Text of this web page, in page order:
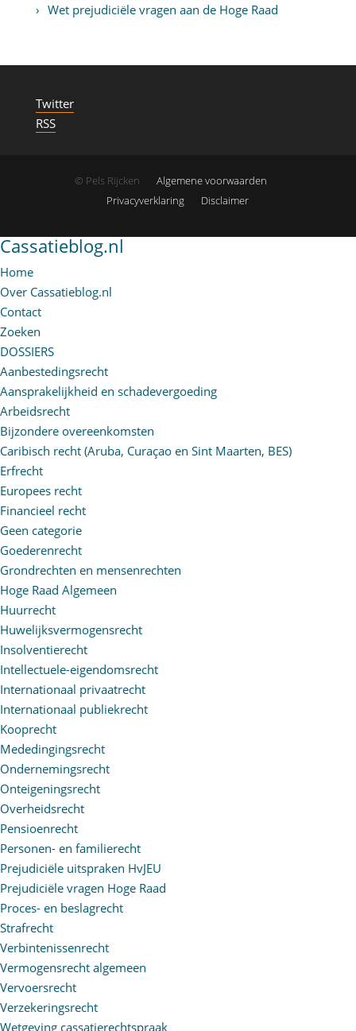
Wet prejudiciële vragen aan de Hoge Raad
Twitter
RSS
© Pels Rijcken
Algemene voorwaarden
Privacyverklaring
Disclaimer
Cassatieblog.nl
Home
Over Cassatieblog.nl
Contact
Zoeken
DOSSIERS
Aanbestedingsrecht
Aansprakelijkheid en schadevergoeding
Arbeidsrecht
Bijzondere overeenkomsten
Caribisch recht (Aruba, Curaçao en Sint Maarten, BES)
Erfrecht
Europees recht
Financieel recht
Geen categorie
Goederenrecht
Grondrechten en mensenrechten
Hoge Raad Algemeen
Huurrecht
Huwelijksvermogensrecht
Insolventierecht
Intellectuele-eigendomsrecht
Internationaal privaatrecht
Internationaal publiekrecht
Kooprecht
Mededingingsrecht
Ondernemingsrecht
Onteigeningsrecht
Overheidsrecht
Pensioenrecht
Personen- en familierecht
Prejudiciële uitspraken HvJEU
Prejudiciële vragen Hoge Raad
Proces- en beslagrecht
Strafrecht
Verbintenissenrecht
Vermogensrecht algemeen
Vervoersrecht
Verzekeringsrecht
Wetgeving cassatierechtspraak